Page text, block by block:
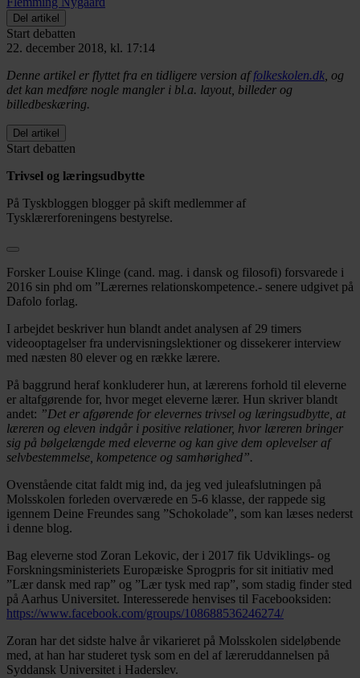
Del artikel
Start debatten
22. december 2018, kl. 17:14
Denne artikel er flyttet fra en tidligere version affolkeskolen.dk, og
det kan medføre nogle mangler i bl.a. layout, billeder og
billedbeskæring.
Del artikel
Start debatten
Trivsel og læringsudbytte
På Tyskbloggen blogger på skift medlemmer af
Tysklærerforeningens bestyrelse.
Forsker Louise Klinge (cand. mag. i dansk og filosofi) forsvarede i
2016 sin phd om ”Lærernes relationskompetence.- senere udgivet på
Dafolo forlag.
I arbejdet beskriver hun blandt andet analysen af 29 timers
videooptagelser fra undervisningslektioner og dissekerer interview
med næsten 80 elever og en række lærere.
På baggrund heraf konkluderer hun, at lærerens forhold til eleverne
er altafgørende for, hvor meget eleverne lærer. Hun skriver blandt
andet: ”Det er afgørende for elevernes trivsel og læringsudbytte, at
læreren og eleven indgår i positive relationer, hvor læreren bringer
sig på bølgelængde med eleverne og kan give dem oplevelser af
selvbestemmelse, kompetence og samhørighed”.
Ovenstående citat faldt mig ind, da jeg ved juleafslutningen på
Molsskolen forleden overværede en 5-6 klasse, der rappede sig
igennem Deine Freundes sang ”Schokolade”, som kan læses nederst
i denne blog.
Bag eleverne stod Zoran Lekovic, der i 2017 fik Udviklings- og
Forskningsministeriets Europæiske Sprogpris for sit initiativ med
”Lær dansk med rap” og ”Lær tysk med rap”, som stadig finder sted
på Aarhus Universitet. Interesserede henvises til Facebooksiden:
https://www.facebook.com/groups/108688536246274/
Zoran har det sidste halve år vikarieret på Molsskolen sideløbende
med, at han har studeret tysk som en del af læreruddannelsen på
Syddansk Universitet i Haderslev.